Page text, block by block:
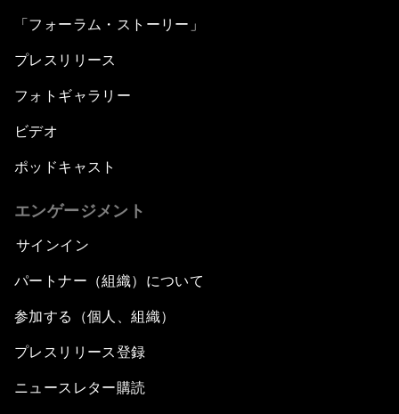
「フォーラム・ストーリー」
プレスリリース
フォトギャラリー
ビデオ
ポッドキャスト
エンゲージメント
サインイン
パートナー（組織）について
参加する（個人、組織）
プレスリリース登録
ニュースレター購読